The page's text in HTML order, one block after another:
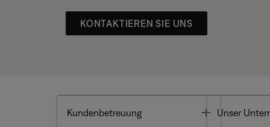
KONTAKTIEREN SIE UNS
Kundenbetreuung Toggle
Unser